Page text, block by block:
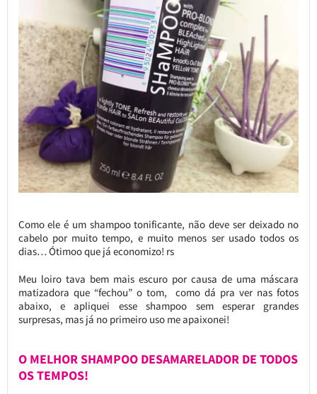
Como ele é um shampoo tonificante, não deve ser deixado no
cabelo por muito tempo, e muito menos ser usado todos os
dias… Ótimoo que já economizo! rs
Meu loiro tava bem mais escuro por causa de uma máscara
matizadora que “fechou” o tom, como dá pra ver nas fotos
abaixo, e apliquei esse shampoo sem esperar grandes
surpresas, mas já no primeiro uso me apaixonei!
O MELHOR SHAMPOO DESAMARELADOR DE TODOS
OS TEMPOS!